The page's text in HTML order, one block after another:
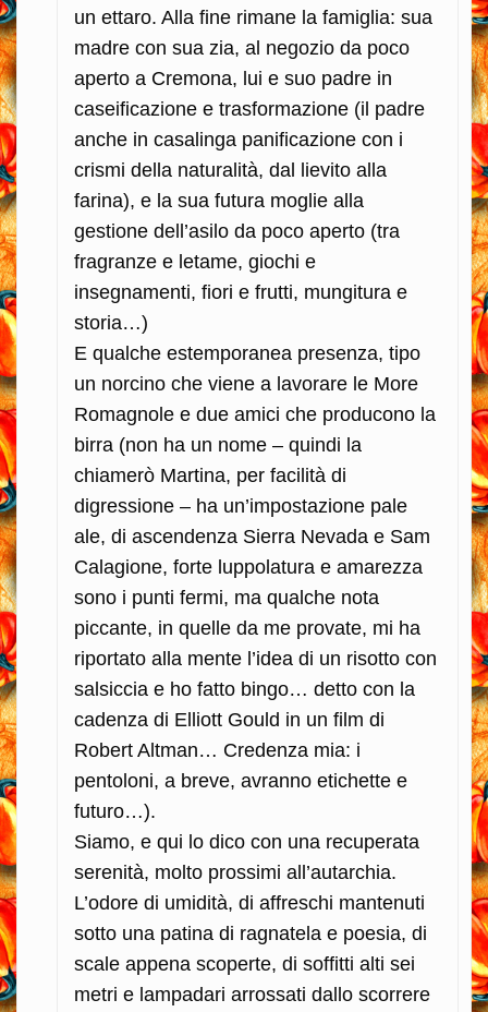
un ettaro. Alla fine rimane la famiglia: sua
madre con sua zia, al negozio da poco
aperto a Cremona, lui e suo padre in
caseificazione e trasformazione (il padre
anche in casalinga panificazione con i
crismi della naturalità, dal lievito alla
farina), e la sua futura moglie alla
gestione dell’asilo da poco aperto (tra
fragranze e letame, giochi e
insegnamenti, fiori e frutti, mungitura e
storia…)
E qualche estemporanea presenza, tipo
un norcino che viene a lavorare le More
Romagnole e due amici che producono la
birra (non ha un nome – quindi la
chiamerò Martina, per facilità di
digressione – ha un’impostazione pale
ale, di ascendenza Sierra Nevada e Sam
Calagione, forte luppolatura e amarezza
sono i punti fermi, ma qualche nota
piccante, in quelle da me provate, mi ha
riportato alla mente l’idea di un risotto con
salsiccia e ho fatto bingo… detto con la
cadenza di Elliott Gould in un film di
Robert Altman… Credenza mia: i
pentoloni, a breve, avranno etichette e
futuro…).
Siamo, e qui lo dico con una recuperata
serenità, molto prossimi all’autarchia.
L’odore di umidità, di affreschi mantenuti
sotto una patina di ragnatela e poesia, di
scale appena scoperte, di soffitti alti sei
metri e lampadari arrossati dallo scorrere